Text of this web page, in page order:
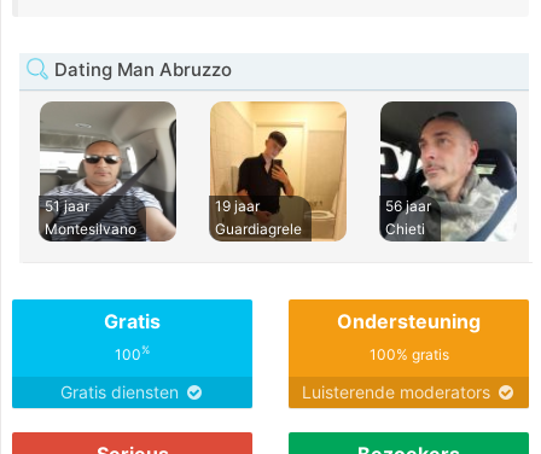
Dating Man Abruzzo
51 jaar
Montesilvano
19 jaar
Guardiagrele
56 jaar
Chieti
Gratis
100%
Gratis diensten
Ondersteuning
100% gratis
Luisterende moderators